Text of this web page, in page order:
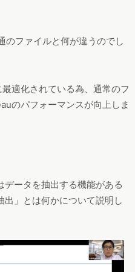
のファイルと何が違うのでし
適化されている為、通常のフ
のパフォーマンスが向上しま
データを抽出する機能がある
出」とは何かについて説明し